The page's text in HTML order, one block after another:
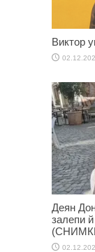
Виктор
Деян
залепи